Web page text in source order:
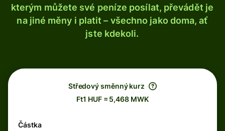
kterým můžete své peníze posílat, převádět je
na jiné měny i platit – všechno jako doma, ať
jste kdekoli.
Středový směnný kurz
Ft1 HUF = 5,468 MWK
Částka